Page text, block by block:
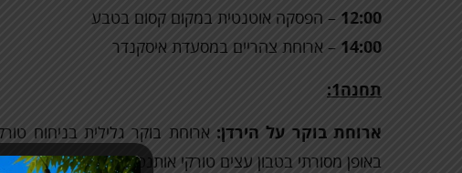
12:00 – הפסקה אוטנטית במקום קסום בטבע
14:00 – ארוחת צהריים במסעדת איסקנדר
תחנה1:
ארוחת בוקר על הירדן: ארוחת בוקר גלילית בניחוח
באופן מסורתי בטבון עצים טורקי אותנטי, שקשוקה, מבחר